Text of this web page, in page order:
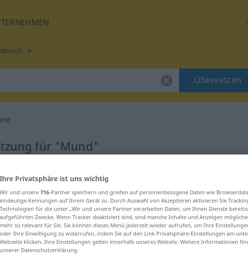
Übersetzen
für "Mund"
Ihre Privatsphäre ist uns wichtig
Wir und unsere 716-Partner speichern und greifen auf personenbezogene Daten wie
eindeutige Kennungen auf Ihrem Gerät zu. Durch Auswahl von Akzeptieren aktivieren Sie
Technologien für die unter „Wir und unsere Partner verarbeiten Daten, um Ihnen Dienste
aufgeführten Zwecke. Wenn Tracker deaktiviert sind, sind manche Inhalte und Anzeigen
mehr so relevant für Sie. Sie können dieses Menü jederzeit wieder aufrufen, um Ihre
oder Ihre Einwilligung zu widerrufen, indem Sie auf den Link Privatsphäre-Einstellungen am
Webseite klicken. Ihre Einstellungen gelten innerhalb unseres Website. Weitere Informationen
unserer Datenschutzerklärung.